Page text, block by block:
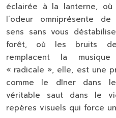
éclairée à la lanterne,
l’odeur omniprésente
sens sans vous
forêt, où les bruits
remplacent la musique
« radicale », elle, est une
comme le dîner dans
véritable saut dans le
repères visuels qui force